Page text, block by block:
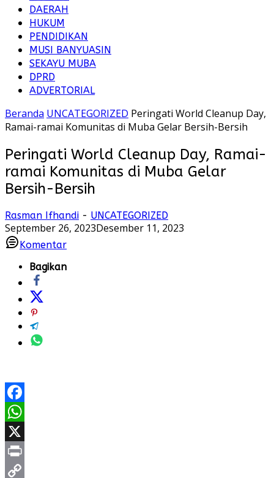
DAERAH
HUKUM
PENDIDIKAN
MUSI BANYUASIN
SEKAYU MUBA
DPRD
ADVERTORIAL
Beranda UNCATEGORIZED Peringati World Cleanup Day,
Ramai-ramai Komunitas di Muba Gelar Bersih-Bersih
Peringati World Cleanup Day, Ramai-
ramai Komunitas di Muba Gelar
Bersih-Bersih
Rasman Ifhandi - UNCATEGORIZED
September 26, 2023Desember 11, 2023
Komentar
Bagikan
Facebook
WhatsApp
X
Print